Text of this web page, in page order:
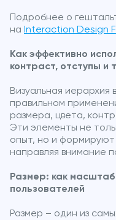
Подробнее о
на Interaction Design
Как эффективно
контраст, отступы и
Визуальная иерархия
правильном
размера, цвета,
Эти элементы не
опыт, но и формируют
направляя внимание
Размер: как
пользователей
Размер – один из